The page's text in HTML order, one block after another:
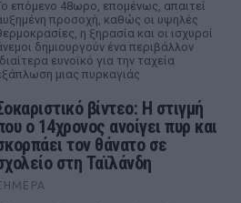
επόμενο 48ωρο, επομένως, απαιτεί
προσοχή, καθώς οι υψηλές
η ξηρασία και οι ισχυροί
δημιουργούν ένα περιβάλλον
ευνοϊκό για την ταχεία
μιας πυρκαγιάς
βίντεο: Η στιγμή
ο 14χρονος ανοίγει πυρ και
τον θάνατο σε
στη Ταϊλάνδη